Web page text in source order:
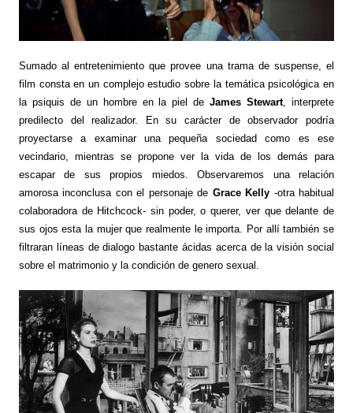
Sumado al entretenimiento que provee una trama de suspense, el
film consta en un complejo estudio sobre la temática psicológica en
la psiquis de un hombre en la piel deJames Stewart, interprete
predilecto del realizador. En su carácter de observador podría
proyectarse a examinar una pequeña sociedad como es ese
vecindario, mientras se propone ver la vida de los demás para
escapar de sus propios miedos. Observaremos una relación
amorosa inconclusa con el personaje de Grace Kelly -otra habitual
colaboradora de Hitchcock- sin poder, o querer, ver que delante de
sus ojos esta la mujer que realmente le importa. Por allí también se
filtraran líneas de dialogo bastante ácidas acerca de la visión social
sobre el matrimonio y la condición de genero sexual.